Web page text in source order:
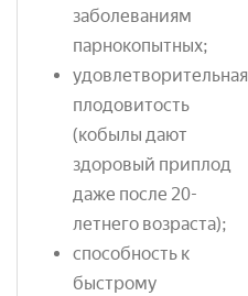
заболеваниям
парнокопытных;
удовлетворительная
плодовитость
(кобылы дают
здоровый приплод
даже после 20-
летнего возраста);
способность к
быстрому